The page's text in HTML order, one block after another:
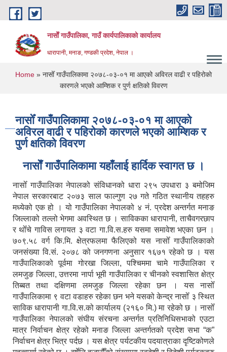
Skip to main content
नासाेँ गाउँपालिका, गाउँ कार्यपालिकाकाे कार्यालय
धारापानी, मनाङ, गण्डकी प्रदेश, नेपाल ।
You are here
Home » नासोँ गाउँपालिकामा २०७८-०३-०१ मा आएको अविरल वाढी र पहिरोकाे
कारणले भएकाे आम्शिक र पुर्ण क्षतिको विवरण
नासोँ गाउँपालिकामा २०७८-०३-०१ मा आएको
अविरल वाढी र पहिरोकाे कारणले भएकाे आम्शिक र
पुर्ण क्षतिको विवरण
नासाेँ गाउँपालिकामा यहाँलाई हार्दिक स्वागत छ ।
नासोँ गाउँपालिका नेपालको संविधानको धारा २९५ उपधारा ३ बमोजिम
नेपाल सरकारबाट २०७३ साल फाल्गुण २७ गते गठित स्थानीय तहहरु
मध्येको एक हो । यो गाउँपालिका नेपालको ४ नं. प्रदेश अन्तर्गत मनाङ
जिल्लाको तल्लो भेगमा अवस्थित छ । साविकका धारापानी‚ ताचैवगरछाप
र थोँचे गाविस लगायत ३ वटा गा.वि.स.हरु यसमा समावेश भएका छन ।
७०९.५८ वर्ग कि.मि. क्षेत्रफलमा फैलिएको यस नासोँ गाउँपालिकाको
जनसंख्या वि.सं. २०७८ को जनगणना अनुसार १६७१ रहेको छ । यस
गाउँपालिकाको पूर्वमा गोरखा जिल्ला, पश्चिममा चामे गाउँपालिका र
लमजुङ जिल्ला, उत्तरमा नार्पा भूमी गाउँपालिका र चीनको स्वशासित क्षेत्र
तिब्बत तथा दक्षिणमा लमजुङ जिल्ला रहेका छन । यस नासोँ
गाउँपालिकामा ९ वटा वडाहरु रहेका छन भने यसको केन्द्र नासोँ ३ स्थित
साविक धारापानी गा.वि.स.को कार्यालय (२१६० मि.) मा रहेको छ । नासोँ
गाउँपालिका नेपालको संघीय संरचना अन्तर्गत प्रतिनिधिसभाको एउटा
मात्र निर्वाचन क्षेत्र रहेको मनाङ जिल्ला अन्तर्गतको प्रदेश सभा “क”
निर्वाचन क्षेत्र भित्र पर्दछ । यस क्षेत्र पर्यटकीय पदयात्राका दृष्टिकोणले